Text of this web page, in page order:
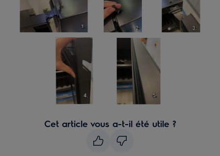
Cet article vous a-t-il été utile ?